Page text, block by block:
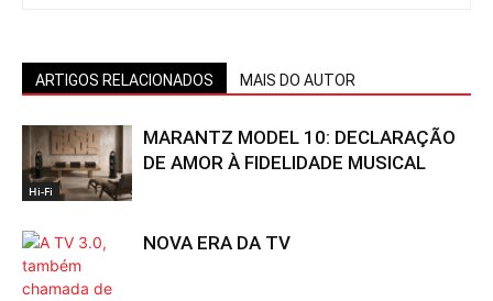
ARTIGOS RELACIONADOS MAIS DO AUTOR
Hi-Fi
MARANTZ MODEL 10: DECLARAÇÃO
DE AMOR À FIDELIDADE MUSICAL
NOVA ERA DA TV